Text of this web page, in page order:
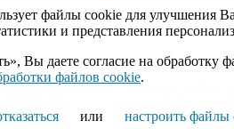
файлы cookie для улучшения
и представления
Вы даете согласие на обработку
файлов cookie.
или настроить файлы
г.Минск,